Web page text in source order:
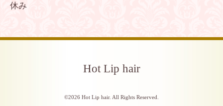
休み
Hot Lip hair
©2026 Hot Lip hair. All Rights Reserved.